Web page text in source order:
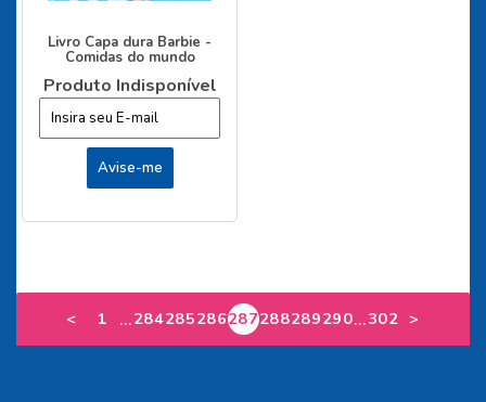
Livro Capa dura Barbie -
Comidas do mundo
Produto Indisponível
< 1 ...284285286287288289290...302 >